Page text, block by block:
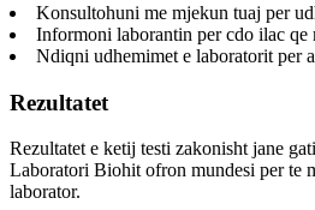
Konsultohuni me mjekun tuaj per
Informoni laborantin per cdo ilac qe
Ndiqni udhemimet e laboratorit per
Rezultatet
Rezultatet e ketij testi zakonisht jane
Laboratori Biohit ofron mundesi per te
laborator.